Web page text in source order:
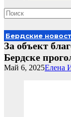
Бердские
За объект
Бердске
Елена
Май 6, 2025